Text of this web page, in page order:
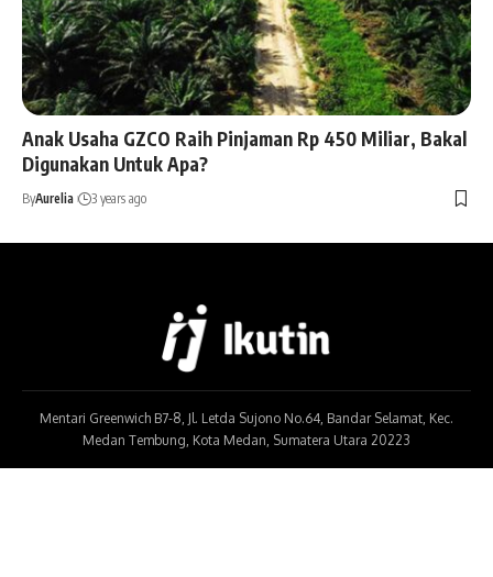
Anak Usaha GZCO Raih Pinjaman Rp 450 Miliar, Bakal
Digunakan Untuk Apa?
ByAurelia 3 years ago
Mentari Greenwich B7-8, Jl. Letda Sujono No.64, Bandar Selamat, Kec.
Medan Tembung, Kota Medan, Sumatera Utara 20223